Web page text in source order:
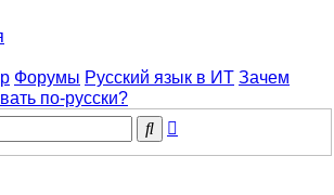
Форумы Русский язык в ИТ Зачем
по-русски?
Поиск